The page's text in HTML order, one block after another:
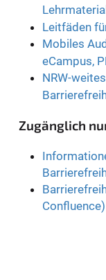
Leitfäden
Mobiles
eCampus,
NRW-
Zugänglich
Confluence)